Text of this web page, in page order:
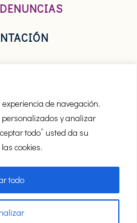
de navegación,
y analizar
todo” usted da su
cookies.
todo
Privacidad